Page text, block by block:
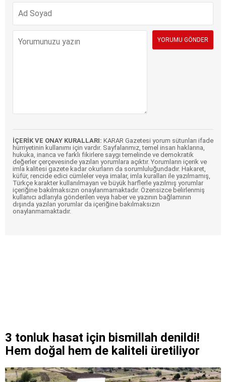
İÇERİK VE ONAY KURALLARI: KARAR Gazetesi yorum sütunları ifade
hürriyetinin kullanımı için vardır. Sayfalarımız, temel insan haklarına,
hukuka, inanca ve farklı fikirlere saygı temelinde ve demokratik
değerler çerçevesinde yazılan yorumlara açıktır. Yorumların içerik ve
imla kalitesi gazete kadar okurların da sorumluluğundadır. Hakaret,
küfür, rencide edici cümleler veya imalar, imla kuralları ile yazılmamış,
Türkçe karakter kullanılmayan ve büyük harflerle yazılmış yorumlar
içeriğine bakılmaksızın onaylanmamaktadır. Özensizce belirlenmiş
kullanıcı adlarıyla gönderilen veya haber ve yazının bağlamının
dışında yazılan yorumlar da içeriğine bakılmaksızın
onaylanmamaktadır.
3 tonluk hasat için bismillah denildi!
Hem doğal hem de kaliteli üretiliyor